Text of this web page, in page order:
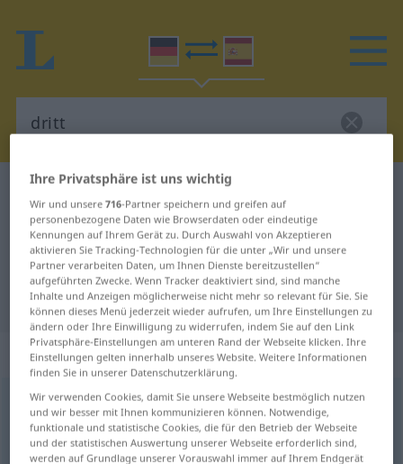
Deutsch-Spanisch Wörterbuch
Deutsch-Spanisch Übersetzung für
"dritt"
"dritt" Spanisch Übersetzung
„dritt“: Adverb
dritt [drɪt]adv
Übersicht aller Übersetzungen
(Für mehr Details die Übersetzung anklicken/antippen)
Ihre Privatsphäre ist uns wichtig
Wir und unsere716-Partner speichern und greifen auf
personenbezogene Daten wie Browserdaten oder eindeutige
Kennungen auf Ihrem Gerät zu. Durch Auswahl von Akzeptieren
aktivieren Sie Tracking-Technologien für die unter „Wir und unsere
Partner verarbeiten Daten, um Ihnen Dienste bereitzustellen“
aufgeführten Zwecke. Wenn Tracker deaktiviert sind, sind manche
Inhalte und Anzeigen möglicherweise nicht mehr so relevant für Sie. Sie
können dieses Menü jederzeit wieder aufrufen, um Ihre Einstellungen zu
ändern oder Ihre Einwilligung zu widerrufen, indem Sie auf den Link
Privatsphäre-Einstellungen am unteren Rand der Webseite klicken. Ihre
Einstellungen gelten innerhalb unseres Website. Weitere Informationen
finden Sie in unserer Datenschutzerklärung.
Wir verwenden Cookies, damit Sie unsere Webseite bestmöglich nutzen
und wir besser mit Ihnen kommunizieren können. Notwendige,
funktionale und statistische Cookies, die für den Betrieb der Webseite
und der statistischen Auswertung unserer Webseite erforderlich sind,
werden auf Grundlage unserer Vorauswahl immer auf Ihrem Endgerät